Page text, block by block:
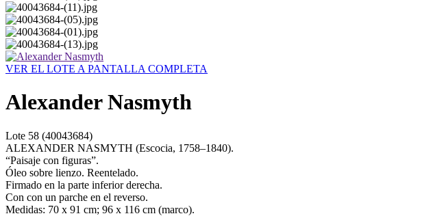
VER EL LOTE A PANTALLA COMPLETA
Alexander Nasmyth
Lote 58 (40043684)
ALEXANDER NASMYTH (Escocia, 1758–1840).
“Paisaje con figuras”.
Óleo sobre lienzo. Reentelado.
Firmado en la parte inferior derecha.
Con con un parche en el reverso.
Medidas: 70 x 91 cm; 96 x 116 cm (marco).